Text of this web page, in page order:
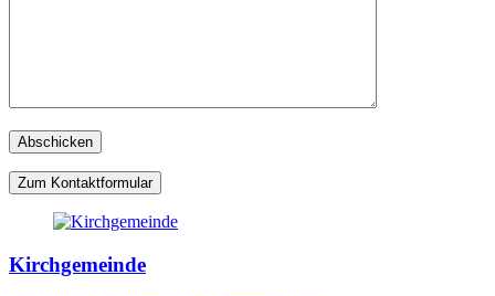
Zum Kontaktformular
Kirchgemeinde